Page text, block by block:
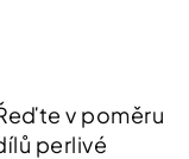
v poměru
perlivé